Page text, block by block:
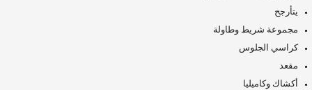
يتأرجح
مجموعة شريط وطاولة
كراسي الجلوس
مقعد
أكشاك وكاميليا